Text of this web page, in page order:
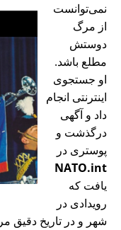
نمی‌توانست
از مرگ
دوستش
مطلع باشد.
او جستجوی
اینترنتی انجام
داد و آگهی
درگذشت و
پوستری در
NATO.int
یافت که
رویدادی در
شهر و در تاریخ دقیق